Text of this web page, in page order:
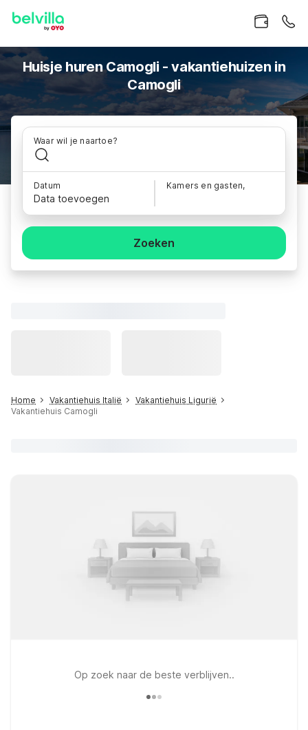
Huisje huren Camogli - vakantiehuizen in
Camogli
Waar wil je naartoe?
Datum
Data toevoegen
Kamers en gasten,
Zoeken
Home Vakantiehuis Italië
Vakantiehuis Ligurië
Vakantiehuis Camogli
Op zoek naar de beste verblijven..